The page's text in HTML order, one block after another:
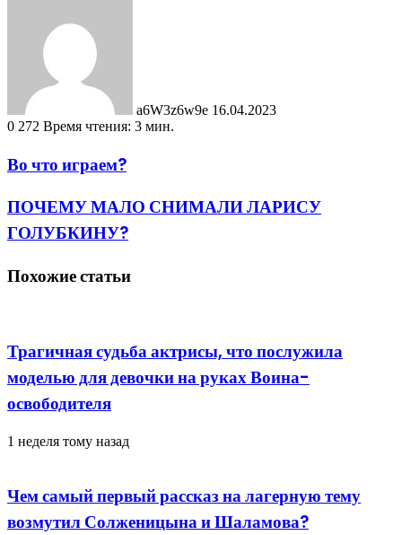
a6W3z6w9e 16.04.2023
0 272 Время чтения: 3 мин.
Во что играем?
ПОЧЕМУ МАЛО СНИМАЛИ ЛАРИСУ
ГОЛУБКИНУ?
Похожие статьи
Трагичная судьба актрисы, что послужила
моделью для девочки на руках Воина-
освободителя
1 неделя тому назад
Чем самый первый рассказ на лагерную тему
возмутил Солженицына и Шаламова?